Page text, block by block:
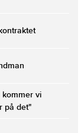
kommer vi
på det"